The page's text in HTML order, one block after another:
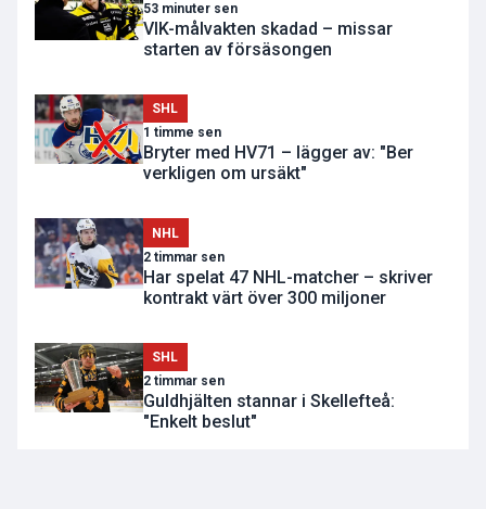
53 minuter sen
VIK-målvakten skadad – missar
starten av försäsongen
SHL
1 timme sen
Bryter med HV71 – lägger av: "Ber
verkligen om ursäkt"
NHL
2 timmar sen
Har spelat 47 NHL-matcher – skriver
kontrakt värt över 300 miljoner
SHL
2 timmar sen
Guldhjälten stannar i Skellefteå:
"Enkelt beslut"